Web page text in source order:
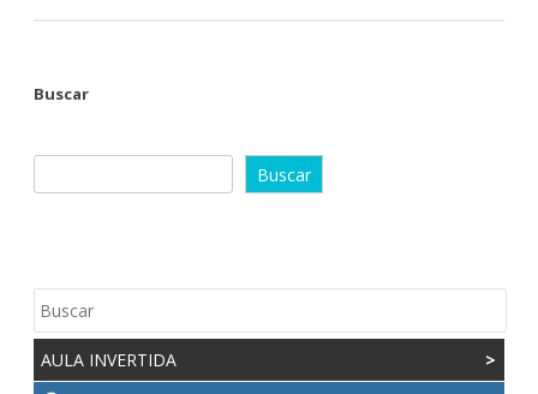
Buscar
Buscar
AULA INVERTIDA >